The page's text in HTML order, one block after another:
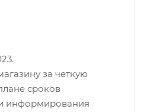
за четкую
сроков
информирования